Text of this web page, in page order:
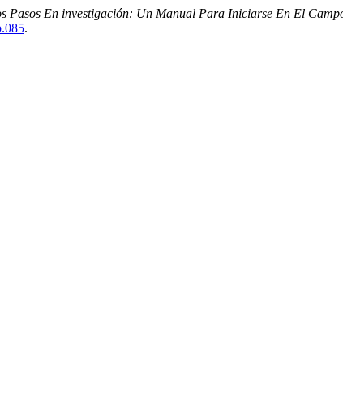
Pasos En investigación: Un Manual Para Iniciarse En El
.